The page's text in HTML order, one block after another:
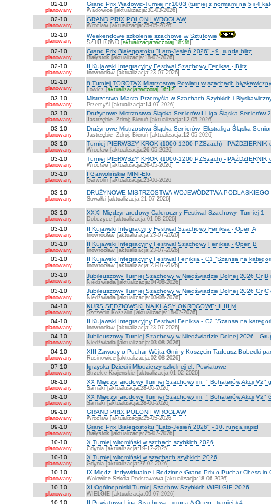
02-10
planowany
Grand Prix Wadowic-Turniej nr.1003 (turniej z normami na 5 i 4
Wadowice [aktualizacja:31-03-2026]
02-10
planowany
GRAND PRIX POLONII WROCŁAW
Wrocław [aktualizacja:25-05-2026]
02-10
planowany
Weekendowe szkolenie szachowe w Sztutowie
SZTUTOWO [aktualizacja:wczoraj 18:38]
02-10
planowany
Grand Prix Białegostoku "Lato-Jesień 2026" - 9. runda blitz
Białystok [aktualizacja:18-07-2026]
02-10
planowany
II Kujawski Integracyjny Festiwal Szachowy Feniksa - Blitz
Inowrocław [aktualizacja:23-07-2026]
02-10
planowany
8 Turniej TOROTAX Mistrzostwa Powiatu w szachach
Łowicz [aktualizacja:wczoraj 16:12]
03-10
planowany
Mistrzostwa Miasta Przemyśla w Szachach Szybkich i
Przemyśl [aktualizacja:14-07-2026]
03-10
planowany
Drużynowe Mistrzostwa Śląska Seniorów-I Liga Śląska Seniorów
Jastrzębie- Zdrój; Bieruń [aktualizacja:12-05-2026]
03-10
planowany
Drużynowe Mistrzostwa Śląska Seniorów- Ekstraliga Śląska
Jastrzębie- Zdrój; Bieruń [aktualizacja:12-05-2026]
03-10
planowany
Turniej PIERWSZY KROK (1000-1200 PZSzach) - PAŹDZIERNIK
Wrocław [aktualizacja:26-05-2026]
03-10
planowany
Turniej PIERWSZY KROK (1000-1200 PZSzach) - PAŹDZIERNIK
Wrocław [aktualizacja:26-05-2026]
03-10
planowany
I Garwolińskie MINI-Elo
Garwolin [aktualizacja:23-06-2026]
03-10
planowany
DRUŻYNOWE MISTRZOSTWA WOJEWÓDZTWA
Suwałki [aktualizacja:21-07-2026]
03-10
planowany
XXXI Międzynarodowy Całoroczny Festiwal Szachowy- Turniej 1
Dobczyce [aktualizacja:01-08-2026]
03-10
planowany
II Kujawski Integracyjny Festiwal Szachowy Feniksa - Open A
Inowrocław [aktualizacja:23-07-2026]
03-10
planowany
II Kujawski Integracyjny Festiwal Szachowy Feniksa - Open B
Inowrocław [aktualizacja:23-07-2026]
03-10
planowany
II Kujawski Integracyjny Festiwal Feniksa - C1 "Szansa na
Inowrocław [aktualizacja:23-07-2026]
03-10
planowany
Jubileuszowy Turniej Szachowy w Niedźwiadzie Dolnej 2026 Gr
Niedźwiada [aktualizacja:04-08-2026]
03-10
planowany
Jubileuszowy Turniej Szachowy w Niedźwiadzie Dolnej 2026 Gr
Niedźwiada [aktualizacja:03-08-2026]
04-10
planowany
KURS SĘDZIOWSKI NA KLASY OKRĘGOWE: II III M
Szczecin Koszalin [aktualizacja:18-07-2026]
04-10
planowany
II Kujawski Integracyjny Festiwal Feniksa - C2 "Szansa na
Inowrocław [aktualizacja:23-07-2026]
04-10
planowany
Jubileuszowy Turniej Szachowy w Niedźwiadzie Dolnej 2026 -
Niedżwiada [aktualizacja:03-08-2026]
04-10
planowany
XIII Zawody o Puchar Wójta Gminy Koszęcin Tadeusz Bobecki
Rusinowice [aktualizacja:02-08-2026]
07-10
planowany
Igrzyska Dzieci i Młodzierzy szkolnej el. Powiatowe
Strzelce Krajeńskie [aktualizacja:01-02-2026]
08-10
planowany
XX Międzynarodowy Turniej Szachowy im. " Bohaterów Akcji V2"
Sarnaki [aktualizacja:28-06-2026]
08-10
planowany
XX Międzynarodowy Turniej Szachowy im. " Bohaterów Akcji V2"
Sarnaki [aktualizacja:28-06-2026]
09-10
planowany
GRAND PRIX POLONII WROCŁAW
Wrocław [aktualizacja:25-05-2026]
09-10
planowany
Grand Prix Białegostoku "Lato-Jesień 2026" - 10. runda rapid
Białystok [aktualizacja:25-07-2026]
10-10
planowany
X Turniej witomiński w szchach szybkich 2026
Gdynia [aktualizacja:19-12-2025]
10-10
planowany
X Turniej witomiński w szachach szybkich 2026
Gdynia [aktualizacja:27-02-2026]
10-10
planowany
IX Międz. Indywidualne i Rodzinne Grand Prix o Puchar Chess in
Wołowice Szkoła Podstawowa [aktualizacja:18-06-2026]
10-10
planowany
XI Ogólnopolski Turniej Szachów Szybkich WIELGIE 2026
WIELGIE [aktualizacja:09-07-2026]
10-10 II Powiatowa Liga Szachowa - grupa A Open - turniej #4